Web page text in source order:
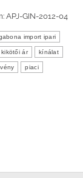
APJ-GIN-2012-04
import ipari
kikötői ár kínálat
piaci